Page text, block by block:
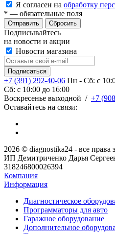
Я согласен на обработку
* — обязательные поля
Сбросить
Подписывайтесь
на новости и акции
Новости магазина
+7 (391) 292-40-06 Пн - Сб: c
Сб: c 10:00 до 16:00
​Воскресенье выходной / +7
Оставайтесь на связи:
2026 © diagnostika24 - все
ИП Демитриченко Дарья
318246800026394
Компания
Информация
Диагностическое
Программаторы для авто
Гаражное оборудование
Дополнительное